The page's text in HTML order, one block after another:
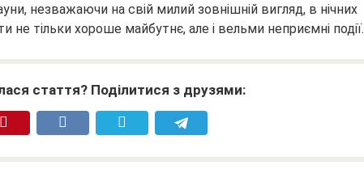
незважаючи на свій милий зовнішній вигляд, в нічних
тільки хороше майбутнє, але і вельми неприємні події.
стаття? Поділитися з друзями: